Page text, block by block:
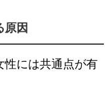
原因
性には共通点が有